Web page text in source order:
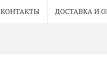
КОНТАКТЫ ДОСТАВКА И